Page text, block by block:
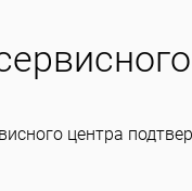
центра